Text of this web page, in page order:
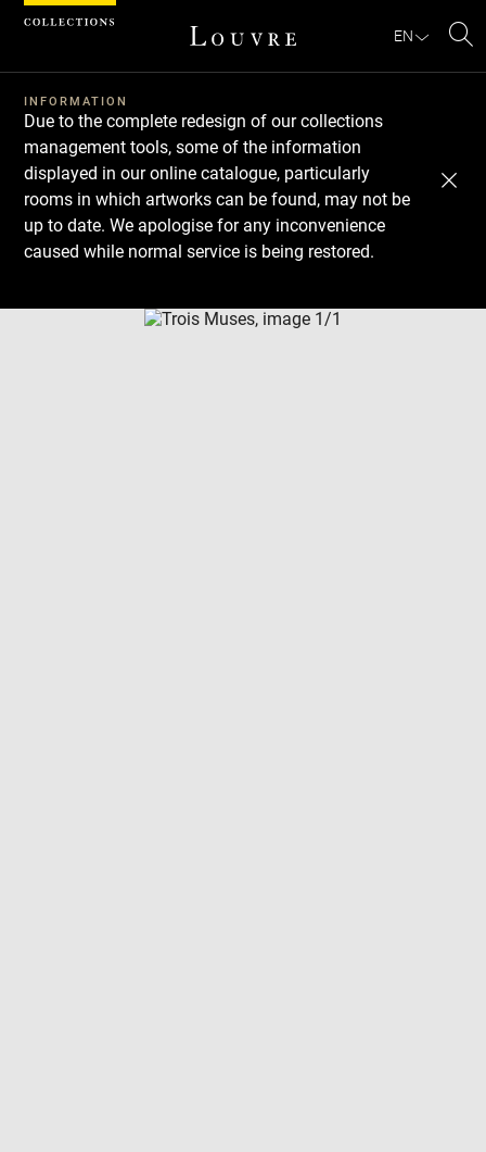
EN
INFORMATION
Due to the complete redesign of our collections
management tools, some of the information
displayed in our online catalogue, particularly
rooms in which artworks can be found, may not be
up to date. We apologise for any inconvenience
caused while normal service is being restored.
Download
Next
Previous
Cookies management panel